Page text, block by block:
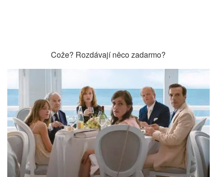
Cože? Rozdávají něco zadarmo?